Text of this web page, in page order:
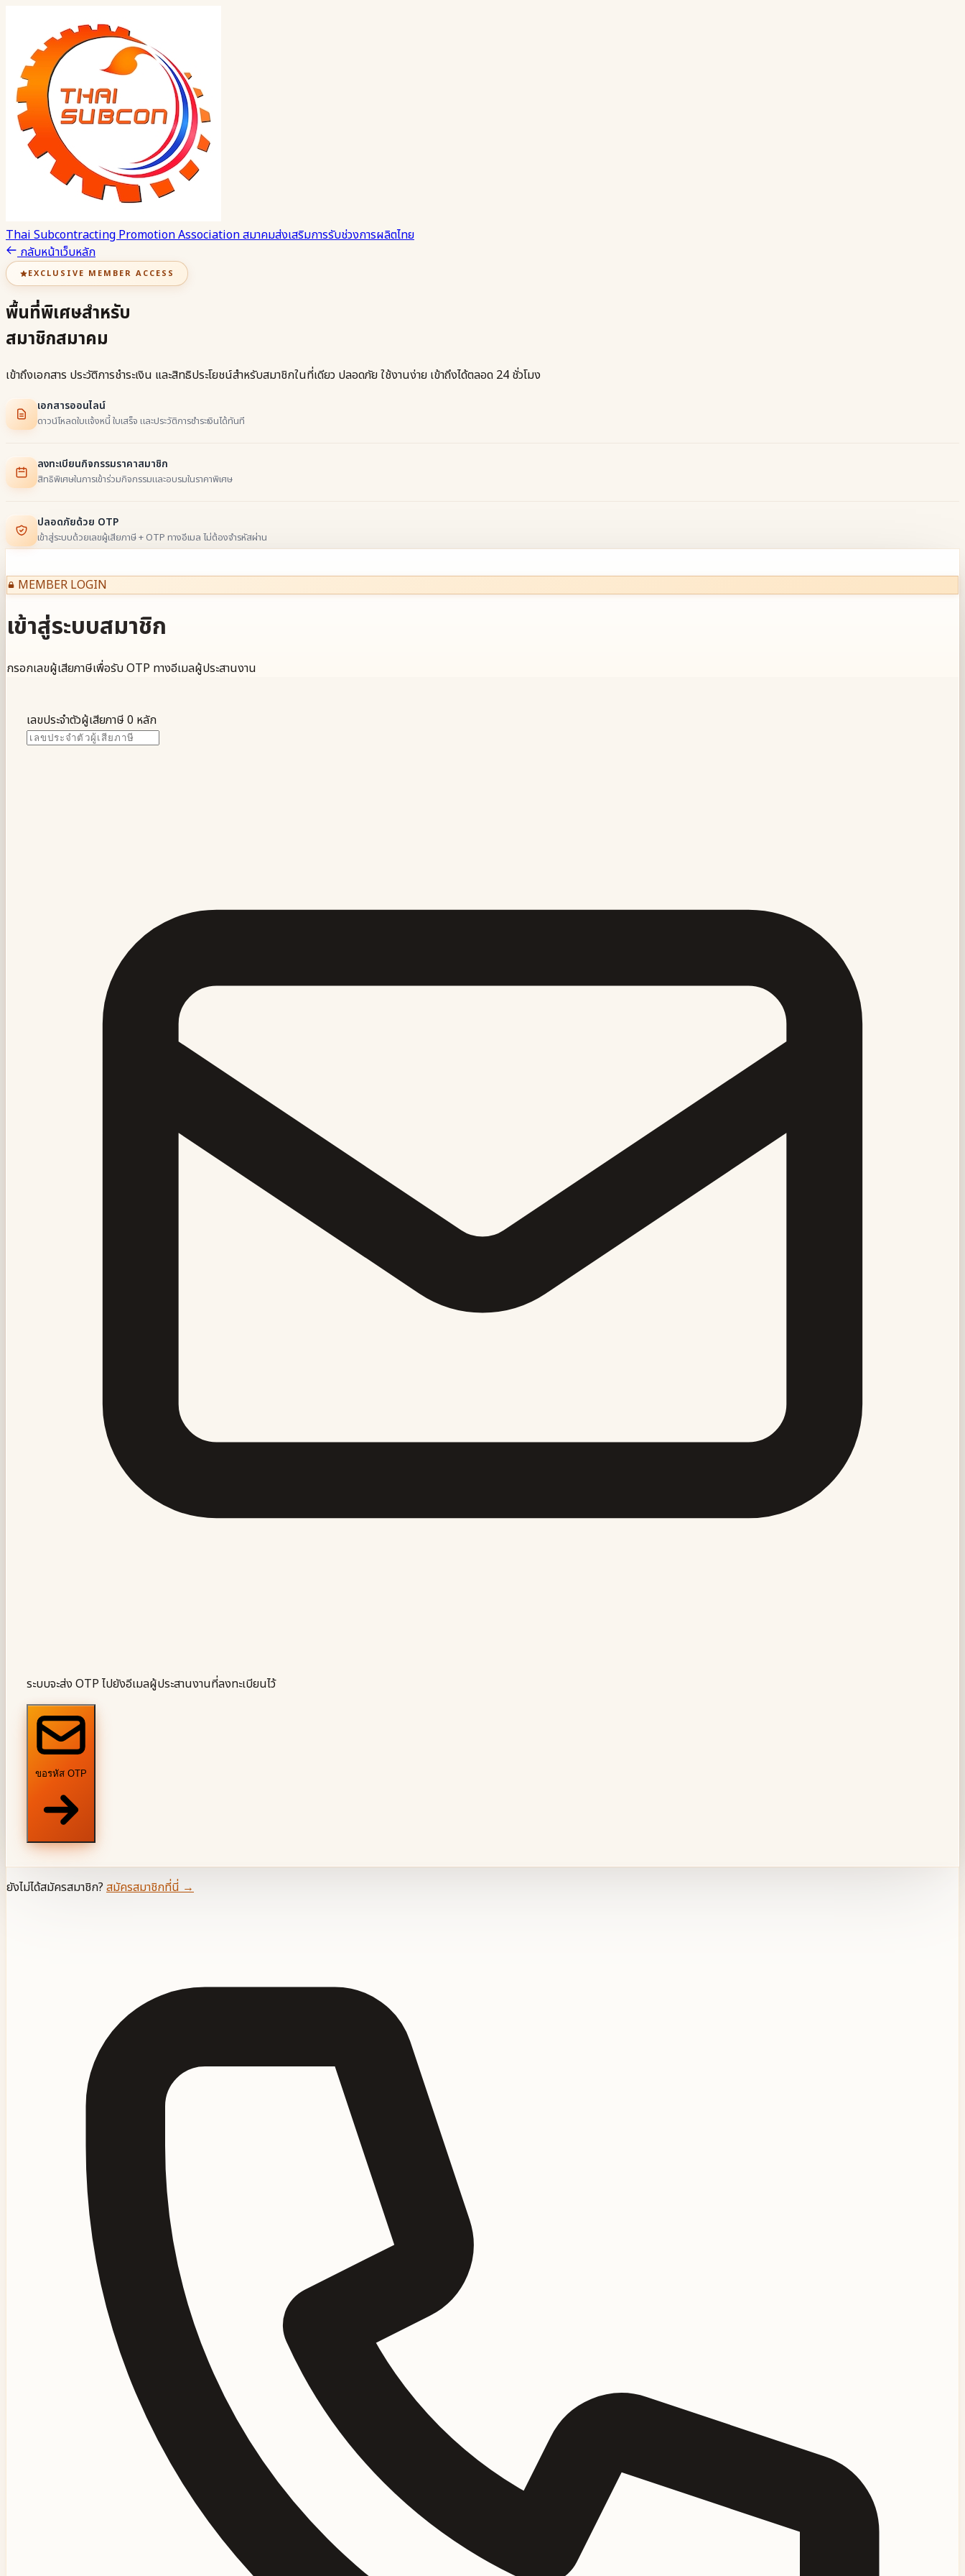
Thai Subcontracting Promotion Associationสมาคมส่งเสริมการรับช่วงการผลิตไทย
กลับหน้าเว็บหลัก
EXCLUSIVE MEMBER ACCESS
พื้นที่พิเศษสำหรับ
สมาชิกสมาคม
เข้าถึงเอกสาร ประวัติการชำระเงิน และสิทธิประโยชน์สำหรับสมาชิกในที่เดียว ปลอดภัย ใช้งานง่าย เข้าถึงได้ตลอด 24 ชั่วโมง
เอกสารออนไลน์
ดาวน์โหลดใบแจ้งหนี้ ใบเสร็จ และประวัติการชำระเงินได้ทันที
ลงทะเบียนกิจกรรมราคาสมาชิก
สิทธิพิเศษในการเข้าร่วมกิจกรรมและอบรมในราคาพิเศษ
ปลอดภัยด้วย OTP
เข้าสู่ระบบด้วยเลขผู้เสียภาษี + OTP ทางอีเมล ไม่ต้องจำรหัสผ่าน
MEMBER LOGIN
เข้าสู่ระบบสมาชิก
กรอกเลขผู้เสียภาษีเพื่อรับ OTP ทางอีเมลผู้ประสานงาน
เลขประจำตัวผู้เสียภาษี0 หลัก
ระบบจะส่ง OTP ไปยังอีเมลผู้ประสานงานที่ลงทะเบียนไว้
ขอรหัส OTP
ยังไม่ได้สมัครสมาชิก? สมัครสมาชิกที่นี่ →